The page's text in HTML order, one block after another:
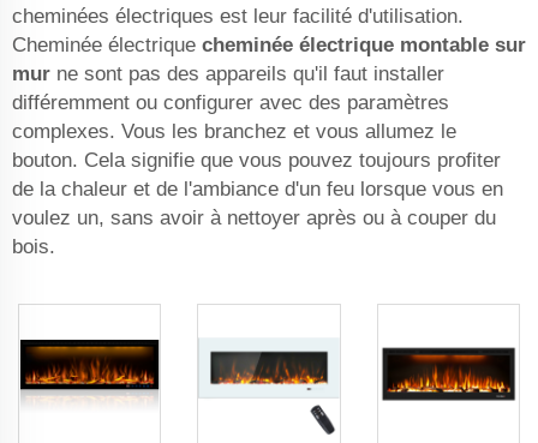
cheminées électriques est leur facilité d'utilisation.
Cheminée électrique cheminée électrique montable sur
mur ne sont pas des appareils qu'il faut installer
différemment ou configurer avec des paramètres
complexes. Vous les branchez et vous allumez le
bouton. Cela signifie que vous pouvez toujours profiter
de la chaleur et de l'ambiance d'un feu lorsque vous en
voulez un, sans avoir à nettoyer après ou à couper du
bois.